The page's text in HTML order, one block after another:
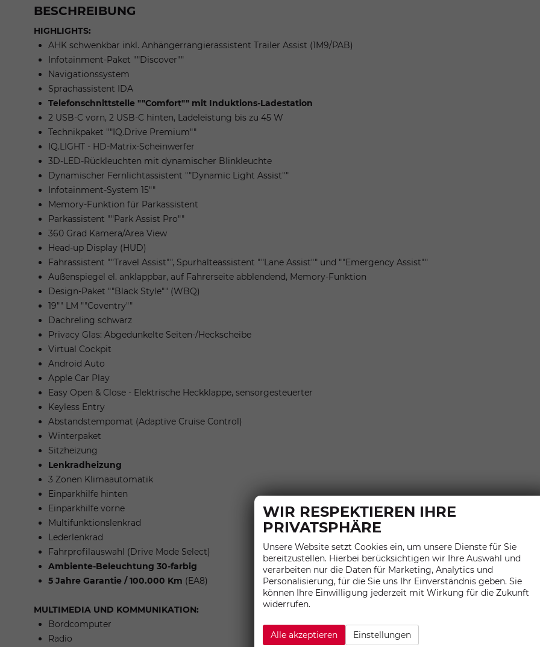
BESCHREIBUNG
HIGHLIGHTS:
AHK schwenkbar inkl. Anhängerrangierassistent Trailer Assist (1M9/PAB)
Infotainment-Paket ""Discover""
Navigationssystem
Sprachassistent IDA
Telefonschnittstelle ""Comfort"" mit Induktions-Ladestation
2 USB-C vorn, 2 USB-C hinten, Ladeleistung bis zu 45 W
Technikpaket ""IQ.Drive Premium""
IQ.LIGHT - HD-Matrix-Scheinwerfer
3D-LED-Rückleuchten mit dynamischer Blinkleuchte
Dynamischer Fernlichtassistent ""Dynamic Light Assist""
Infotainment-System 15""
Memory-Funktion für Parkassistent
Parkassistent ""Park Assist Pro""
360 Grad Kamera/Area View
Head-up Display (HUD)
Fahrassistent ""Travel Assist"", Spurhalteassistent ""Lane Assist"" und ""Emergency Assist""
Außenspiegel el. anklappbar, auf Fahrerseite abblendend, Memory-Funktion
Design-Paket ""Black Style"" (WBQ)
19"" LM ""Coventry""
Dachreling schwarz
Privacy Glas: Abgedunkelte Seiten-/Heckscheibe
Virtual Cockpit
Android Auto
Apple Car Play
Easy Open & Close - Elektrische Heckklappe, sensorgesteuerter
Keyless Entry
Abstandstempomat (Adaptive Cruise Control)
Winterpaket
Sitzheizung
Lenkradheizung
3 Zonen Klimaautomatik
Einparkhilfe hinten
Einparkhilfe vorne
Multifunktionslenkrad
Lederlenkrad
Fahrprofilauswahl (Drive Mode Select)
Ambiente-Beleuchtung 30-farbig
5 Jahre Garantie / 100.000 Km (EA8)
MULTIMEDIA UND KOMMUNIKATION:
Bordcomputer
Radio
WIR RESPEKTIEREN IHRE
PRIVATSPHÄRE
Unsere Website setzt Cookies ein, um unsere Dienste für Sie
bereitzustellen. Hierbei berücksichtigen wir Ihre Auswahl und
verarbeiten nur die Daten für Marketing, Analytics und
Personalisierung, für die Sie uns Ihr Einverständnis geben. Sie
können Ihre Einwilligung jederzeit mit Wirkung für die Zukunft
widerrufen.
Alle akzeptieren Einstellungen